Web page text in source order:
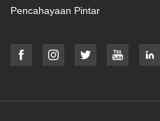
Pencahayaan Pintar